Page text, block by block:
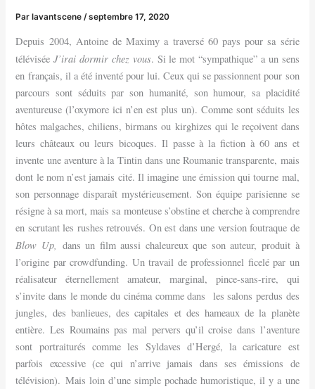
Parlavantscene /septembre 17, 2020
Depuis 2004, Antoine de Maximy a traversé 60 pays pour sa série
téléviséeJ’irai dormir chez vous. Si le mot “sympathique” a un sens
en français, il a été inventé pour lui. Ceux qui se passionnent pour son
parcours sont séduits par son humanité, son humour, sa placidité
aventureuse (l’oxymore ici n’en est plus un). Comme sont séduits les
hôtes malgaches, chiliens, birmans ou kirghizes qui le reçoivent dans
leurs châteaux ou leurs bicoques. Il passe à la fiction à 60 ans et
invente une aventure à la Tintin dans une Roumanie transparente, mais
dont le nom n’est jamais cité. Il imagine une émission qui tourne mal,
son personnage disparaît mystérieusement. Son équipe parisienne se
résigne à sa mort, mais sa monteuse s’obstine et cherche à comprendre
en scrutant les rushes retrouvés. On est dans une version foutraque de
Blow Up, dans un film aussi chaleureux que son auteur, produit à
l’origine par crowdfunding. Un travail de professionnel ficelé par un
réalisateur éternellement amateur, marginal, pince-sans-rire, qui
s’invite dans le monde du cinéma comme dans les salons perdus des
jungles, des banlieues, des capitales et des hameaux de la planète
entière. Les Roumains pas mal pervers qu’il croise dans l’aventure
sont portraiturés comme les Syldaves d’Hergé, la caricature est
parfois excessive (ce qui n’arrive jamais dans ses émissions de
télévision). Mais loin d’une simple pochade humoristique, il y a une